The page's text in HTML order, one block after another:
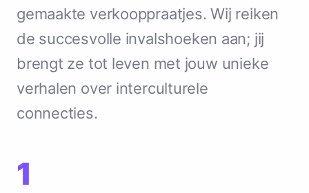
gemaakte verkooppraatjes. Wij reiken
de succesvolle invalshoeken aan; jij
brengt ze tot leven met jouw unieke
verhalen over interculturele
connecties.
1